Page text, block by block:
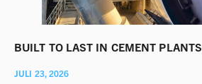
BUILT TO LAST IN CEMENT PLANTS
JULI 23, 2026